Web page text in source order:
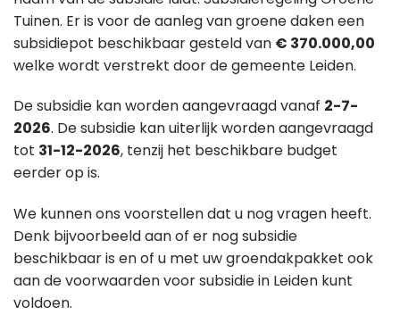
Tuinen. Er is voor de aanleg van groene daken een
subsidiepot beschikbaar gesteld van € 370.000,00
welke wordt verstrekt door de gemeente Leiden.
De subsidie kan worden aangevraagd vanaf 2-7-
2026. De subsidie kan uiterlijk worden aangevraagd
tot 31-12-2026, tenzij het beschikbare budget
eerder op is.
We kunnen ons voorstellen dat u nog vragen heeft.
Denk bijvoorbeeld aan of er nog subsidie
beschikbaar is en of u met uw groendakpakket ook
aan de voorwaarden voor subsidie in Leiden kunt
voldoen.